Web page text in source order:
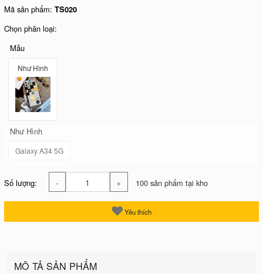
Mã sản phẩm:TS020
Chọn phân loại:
Mẫu
Như Hình
Như Hình
Galaxy A34 5G
Số lượng: - + 100 sản phẩm tại kho
Yêu thích
MÔ TẢ SẢN PHẨM